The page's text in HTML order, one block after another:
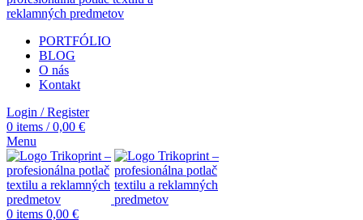
PORTFÓLIO
BLOG
O nás
Kontakt
Login / Register
0 items / 0,00 €
Menu
0 items 0,00 €